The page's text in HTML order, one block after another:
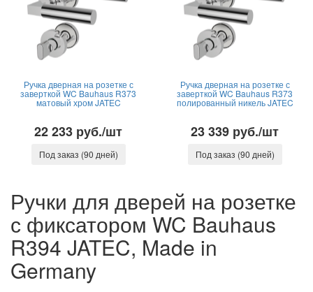
Ручка дверная на розетке с
заверткой WC Bauhaus R373
матовый хром JATEC
22 233 руб./шт
Под заказ (90 дней)
Ручка дверная на розетке с
заверткой WC Bauhaus R373
полированный никель JATEC
23 339 руб./шт
Под заказ (90 дней)
Ручки для дверей на розетке
с фиксатором WC Bauhaus
R394 JATEC, Made in
Germany